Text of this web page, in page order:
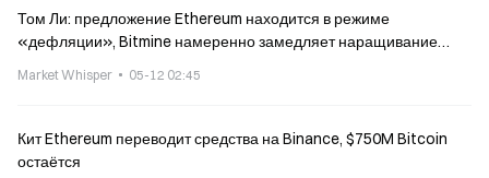
Том Ли: предложение Ethereum находится в режиме
«дефляции», Bitmine намеренно замедляет наращивание
Market Whisper 05-12 02:45
Кит Ethereum переводит средства на Binance, $750M Bitcoin
остаётся